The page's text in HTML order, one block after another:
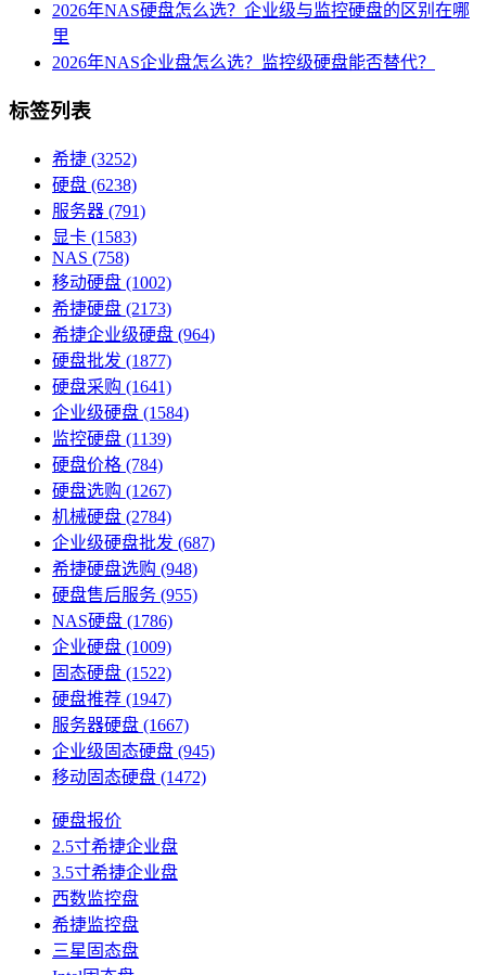
2026年NAS硬盘怎么选？企业级与监控硬盘的区别在哪
里
2026年NAS企业盘怎么选？监控级硬盘能否替代？
标签列表
希捷 (3252)
硬盘 (6238)
服务器 (791)
显卡 (1583)
NAS (758)
移动硬盘 (1002)
希捷硬盘 (2173)
希捷企业级硬盘 (964)
硬盘批发 (1877)
硬盘采购 (1641)
企业级硬盘 (1584)
监控硬盘 (1139)
硬盘价格 (784)
硬盘选购 (1267)
机械硬盘 (2784)
企业级硬盘批发 (687)
希捷硬盘选购 (948)
硬盘售后服务 (955)
NAS硬盘 (1786)
企业硬盘 (1009)
固态硬盘 (1522)
硬盘推荐 (1947)
服务器硬盘 (1667)
企业级固态硬盘 (945)
移动固态硬盘 (1472)
硬盘报价
2.5寸希捷企业盘
3.5寸希捷企业盘
西数监控盘
希捷监控盘
三星固态盘